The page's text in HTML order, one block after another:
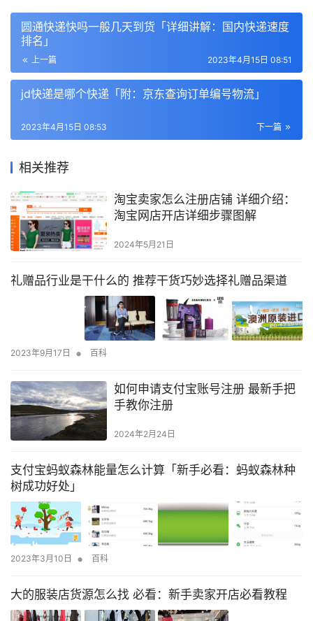
圆通快递快吗一般几天到货「详细讲解：国内快递速度
排名」
上一篇 2023年4月15日 08:51
jd快递是哪个快递「附：京东查询订单编号物流」
下一篇
2023年4月15日 08:53
相关推荐
淘宝卖家怎么注册店铺 详细介绍：
淘宝网店开店详细步骤图解
2024年5月21日
礼赠品行业是干什么的 推荐干货巧妙选择礼赠品渠道
2023年9月17日 • 百科
如何申请支付宝账号注册 最新手把
手教你注册
2024年2月24日
支付宝蚂蚁森林能量怎么计算「新手必看：蚂蚁森林种
树成功好处」
2023年3月10日 • 百科
大的服装店货源怎么找 必看：新手卖家开店必看教程